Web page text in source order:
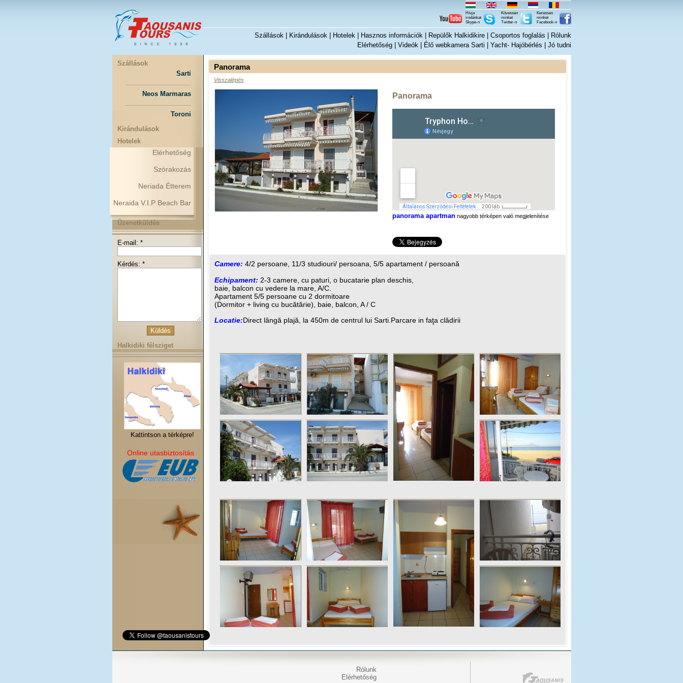
Hívja
irodánkat
Skype-n
Kövessen
minket
Twitter-n
Keressen
minket
Facebook-n
Szállások| Kirándulások| Hotelek| Hasznos információk| Repülők Halkidikire| Csoportos foglalás
Rólunk
Elérhetőség| Videók| Élő webkamera Sarti Yacht- Hajóbérlés Jó tudni
Szállások
Sarti
Neos Marmaras
Toroni
Kirándulások
Hotelek
Elérhetőség
Szórakozás
Neriada Étterem
Neraida V.I.P Beach Bar
Üzenetküldés
E-mail: *
Kérdés: *
Halkidiki félsziget
Kattintson a térképre!
Online utasbiztosítás
Panorama
Visszalépés
Panorama
panorama apartmannagyobb térképen való megjelenítése
Camere: 4/2 persoane, 11/3 studiouri/ persoana, 5/5 apartament / persoană
Echipament: 2-3 camere, cu paturi, o bucatarie plan deschis,
baie, balcon cu vedere la mare, A/C.
Apartament 5/5 persoane cu 2 dormitoare
(Dormitor + living cu bucătărie), baie, balcon, A / C
Locatie:Direct lângă plajă, la 450m de centrul lui Sarti.Parcare in faţa clădirii
Rólunk
Elérhetőség